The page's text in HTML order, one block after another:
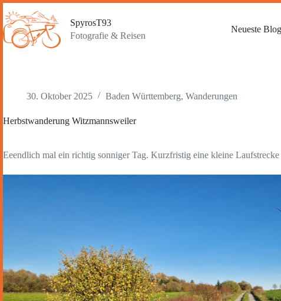
Inhalt
springen
SpyrosT93
Fotografie & Reisen
Neueste
30. Oktober 2025 Baden Württemberg, Wanderungen
Herbstwanderung Witzmannsweiler
Eeendlich mal ein richtig sonniger Tag. Kurzfristig eine kleine